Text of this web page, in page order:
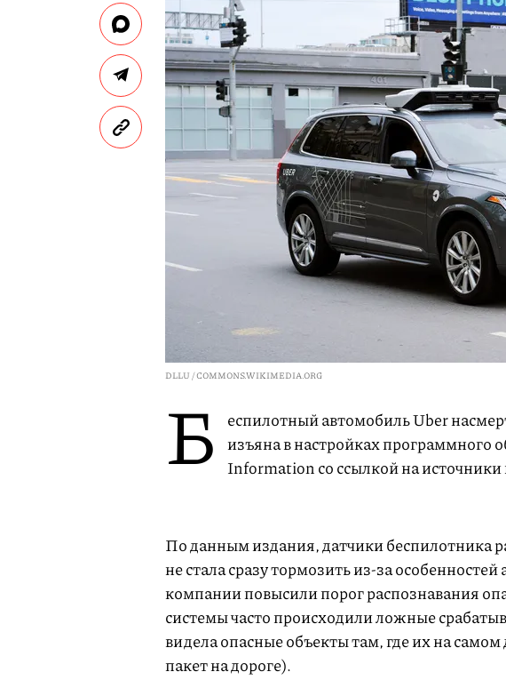
DLLU / COMMONS.WIKIMEDIA.ORG
Б
еспилотный автомобиль Uber
изъяна в настройках программного
Information со ссылкой на источники
По данным издания, датчики беспилотника
не стала сразу тормозить из-за
компании повысили порог распознавания
системы часто происходили ложные
видела опасные объекты там, где их на
пакет на дороге).